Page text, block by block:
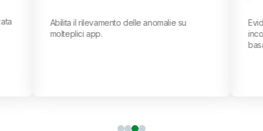
Abilita il rilevamento delle anomalie su
molteplici app.